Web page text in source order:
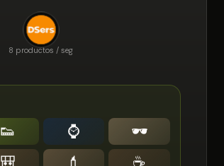
8 productos / seg
👟 ⌚️
🕶